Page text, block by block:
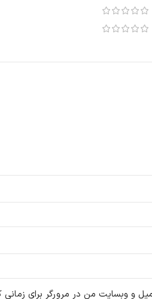
و وبسایت من در مرورگر برای